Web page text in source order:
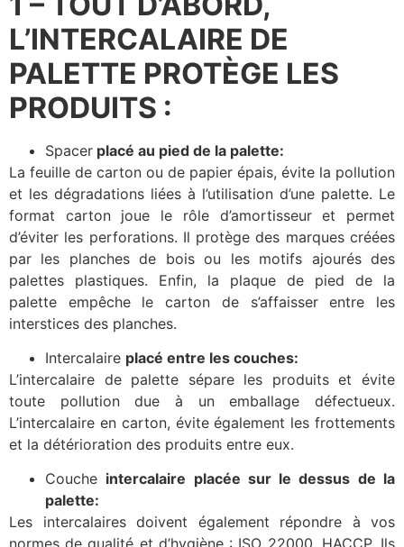
L’INTERCALAIRE DE
PALETTE PROTÈGE LES
PRODUITS :
Spacer placé au pied de la palette:
La feuille de carton ou de papier épais, évite la pollution
et les dégradations liées à l’utilisation d’une palette. Le
format carton joue le rôle d’amortisseur et permet
d’éviter les perforations. Il protège des marques créées
par les planches de bois ou les motifs ajourés des
palettes plastiques. Enfin, la plaque de pied de la
palette empêche le carton de s’affaisser entre les
interstices des planches.
Intercalaire placé entre les couches:
L’intercalaire de palette sépare les produits et évite
toute pollution due à un emballage défectueux.
L’intercalaire en carton, évite également les frottements
et la détérioration des produits entre eux.
Couche intercalaire placée sur le dessus de la
palette:
Les intercalaires doivent également répondre à vos